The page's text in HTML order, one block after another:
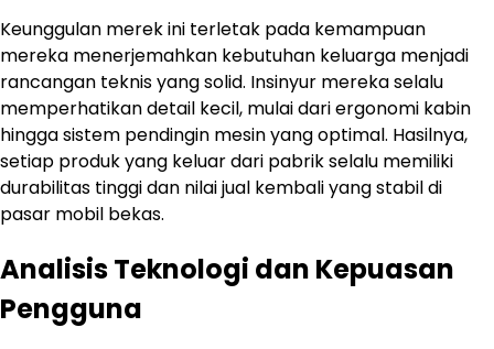
Keunggulan merek ini terletak pada kemampuan
mereka menerjemahkan kebutuhan keluarga menjadi
rancangan teknis yang solid. Insinyur mereka selalu
memperhatikan detail kecil, mulai dari ergonomi kabin
hingga sistem pendingin mesin yang optimal. Hasilnya,
setiap produk yang keluar dari pabrik selalu memiliki
durabilitas tinggi dan nilai jual kembali yang stabil di
pasar mobil bekas.
Analisis Teknologi dan Kepuasan
Pengguna